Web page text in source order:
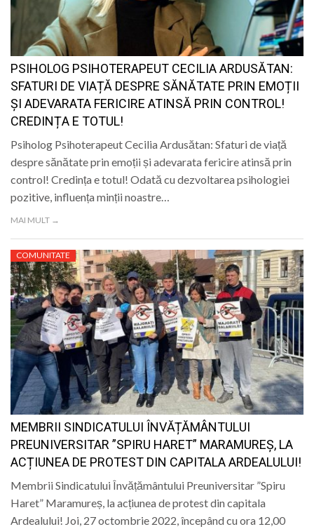
PSIHOLOG PSIHOTERAPEUT CECILIA ARDUSĂTAN:
SFATURI DE VIAȚĂ DESPRE SĂNĂTATE PRIN EMOȚII
ȘI ADEVARATA FERICIRE ATINSĂ PRIN CONTROL!
CREDINȚA E TOTUL!
Psiholog Psihoterapeut Cecilia Ardusătan: Sfaturi de viață
despre sănătate prin emoții și adevarata fericire atinsă prin
control! Credința e totul! Odată cu dezvoltarea psihologiei
pozitive, influența minții noastre…
MAI MULT →
COMUNITATE
MEMBRII SINDICATULUI ÎNVĂȚĂMÂNTULUI
PREUNIVERSITAR ”SPIRU HARET” MARAMUREȘ, LA
ACȚIUNEA DE PROTEST DIN CAPITALA ARDEALULUI!
Membrii Sindicatului Învățământului Preuniversitar ”Spiru
Haret” Maramureș, la acțiunea de protest din capitala
Ardealului! Joi, 27 octombrie 2022, începând cu ora 12,00